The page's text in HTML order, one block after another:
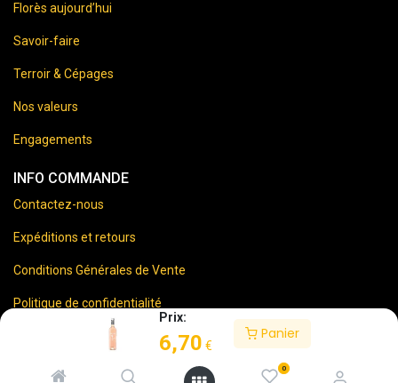
Prix:
6,70 €
Panier
0
Florès aujourd’hui
Savoir-faire
Terroir & Cépages
Nos valeurs
Engagements
INFO COMMANDE
Contactez-nous
Expéditions et retours
Conditions Générales de Vente
Politique de confidentialité
Mentions Légales